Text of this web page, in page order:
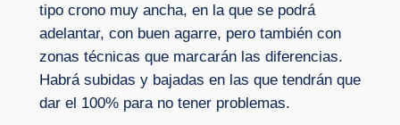
tipo crono muy ancha, en la que se podrá
adelantar, con buen agarre, pero también con
zonas técnicas que marcarán las diferencias.
Habrá subidas y bajadas en las que tendrán que
dar el 100% para no tener problemas.